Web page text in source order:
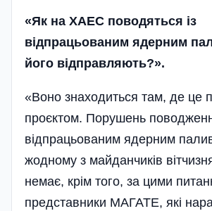
«Як на ХАЕС поводяться із
відпрацьованим ядерним
його відправляють?».
«Воно знаходиться там, де це
проєктом. Порушень
відпрацьованим ядерним
жодному з майданчиків
немає, крім того, за цими
представники МАГАТЕ, які